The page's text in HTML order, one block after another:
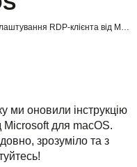
RDP-клієнта від Microsoft для macOS
ми оновили інструкцію
Microsoft для macOS.
зрозуміло та з